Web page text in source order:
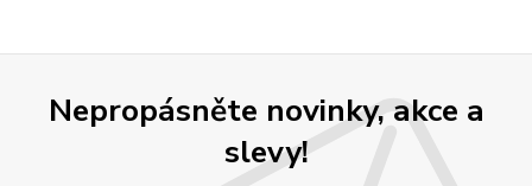
Nepropásněte novinky, akce a
slevy!